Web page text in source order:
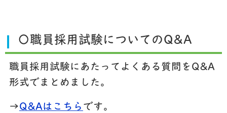
〇職員採用試験についてのQ&A
職員採用試験にあたってよくある質問をQ&A
形式でまとめました。
→Q&Aはこちら です。